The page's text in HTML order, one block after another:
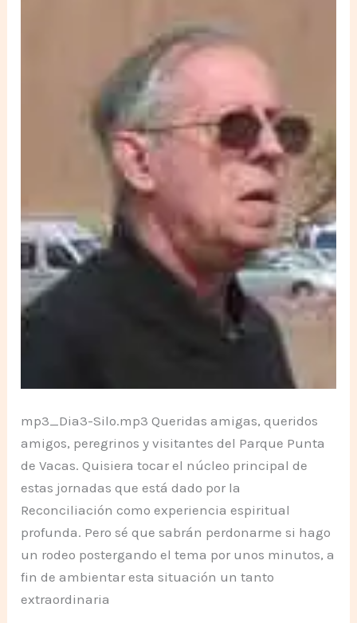
mp3_Dia3-Silo.mp3 Queridas amigas, queridos
amigos, peregrinos y visitantes del Parque Punta
de Vacas. Quisiera tocar el núcleo principal de
estas jornadas que está dado por la
Reconciliación como experiencia espiritual
profunda. Pero sé que sabrán perdonarme si hago
un rodeo postergando el tema por unos minutos, a
fin de ambientar esta situación un tanto
extraordinaria